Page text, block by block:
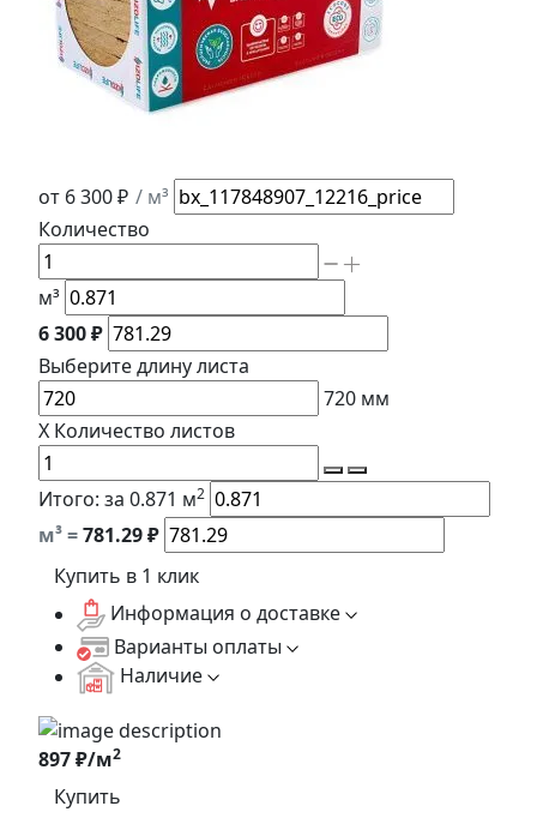
от 6 300 ₽ / м³
Количество
м³
6 300 ₽
Выберите длинулиста
720 мм
X Количество листов
Итого: за 0.871 м2
м³ =781.29₽
Купить в 1 клик
Информация о доставке
Варианты оплаты
Наличие
897 ₽/м2
Купить